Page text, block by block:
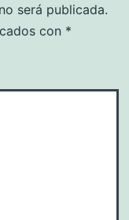
será publicada.
con *